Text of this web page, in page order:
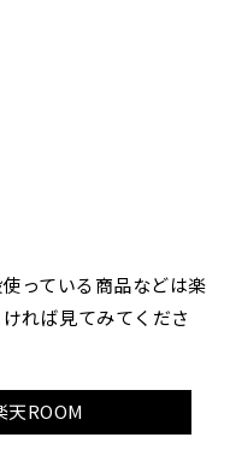
っている商品などは楽
れば見てみてくださ
天ROOM